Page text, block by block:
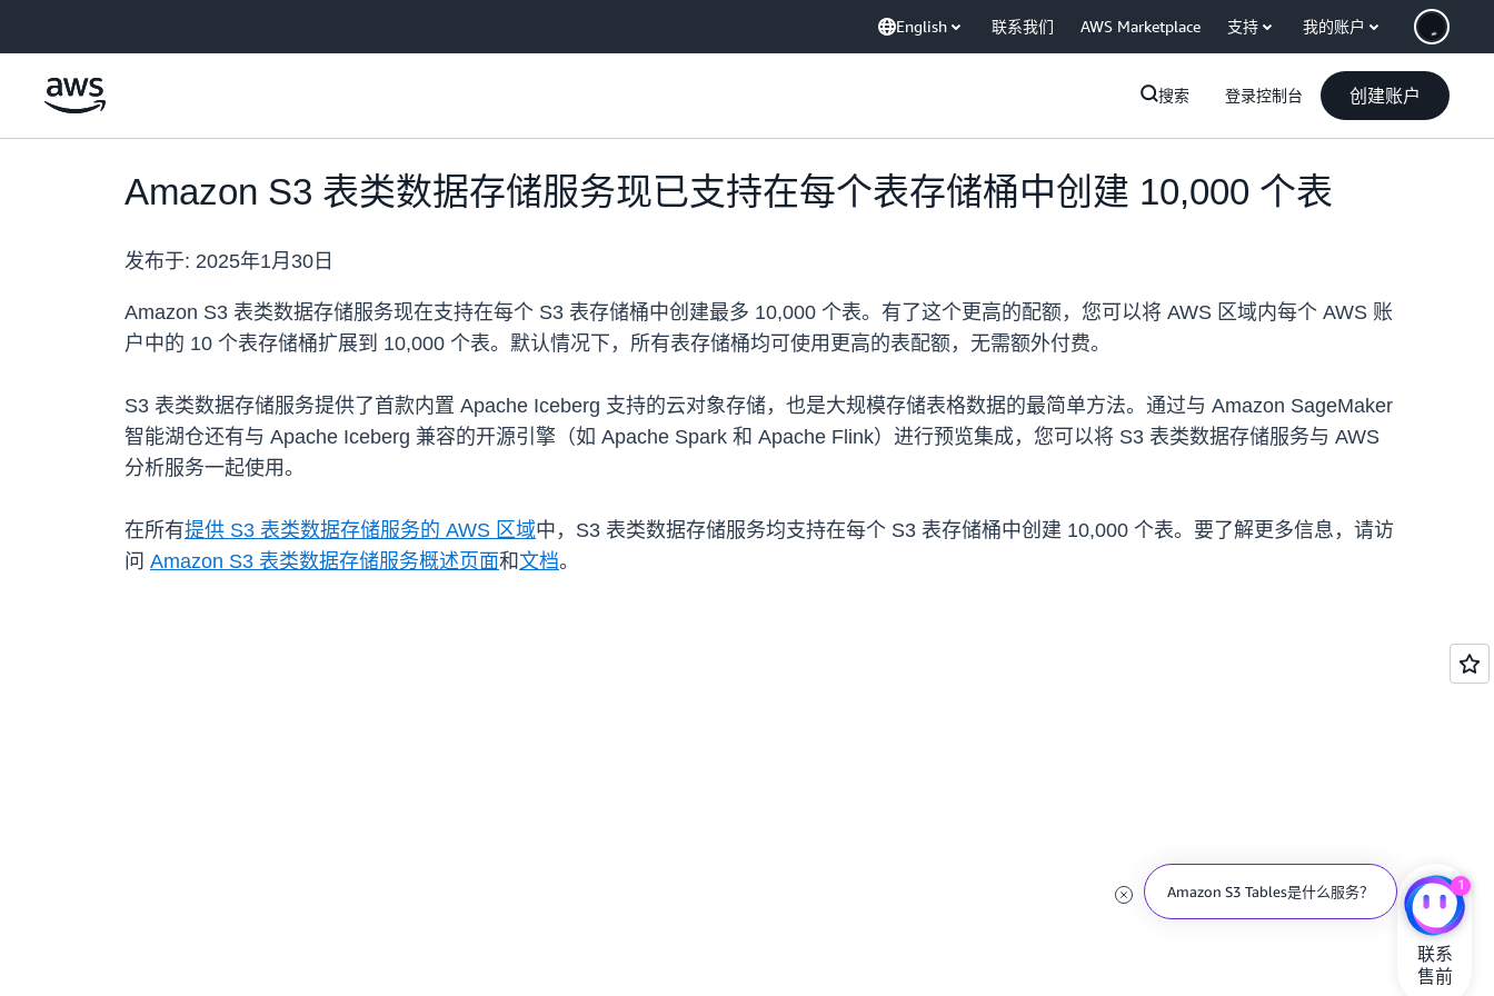
English 联系我们 AWS Marketplace 支持 我的账户
搜索 登录控制台 创建账户
Amazon S3 表类数据存储服务现已支持在每个表存储桶中创建 10,000 个表
发布于: 2025年1月30日
Amazon S3 表类数据存储服务现在支持在每个 S3 表存储桶中创建最多 10,000 个表。有了这个更高的配额，您可以将 AWS 区域内每个 AWS 账
户中的 10 个表存储桶扩展到 10,000 个表。默认情况下，所有表存储桶均可使用更高的表配额，无需额外付费。
S3 表类数据存储服务提供了首款内置 Apache Iceberg 支持的云对象存储，也是大规模存储表格数据的最简单方法。通过与 Amazon SageMaker
智能湖仓还有与 Apache Iceberg 兼容的开源引擎（如 Apache Spark 和 Apache Flink）进行预览集成，您可以将 S3 表类数据存储服务与 AWS
分析服务一起使用。
在所有提供 S3 表类数据存储服务的 AWS 区域中，S3 表类数据存储服务均支持在每个 S3 表存储桶中创建 10,000 个表。要了解更多信息，请访
问 Amazon S3 表类数据存储服务概述页面和文档。
Amazon S3 Tables是什么服务？ 1
联系
售前